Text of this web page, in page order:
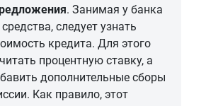
. Занимая у банка
следует узнать
кредита. Для этого
процентную ставку, а
дополнительные сборы
Как правило, этот